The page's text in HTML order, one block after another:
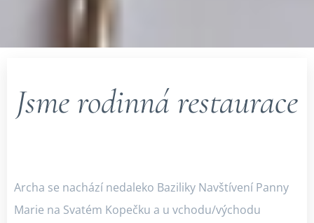
Jsme rodinná restaurace
Archa se nachází nedaleko Baziliky Navštívení Panny
Marie na Svatém Kopečku a u vchodu/východu